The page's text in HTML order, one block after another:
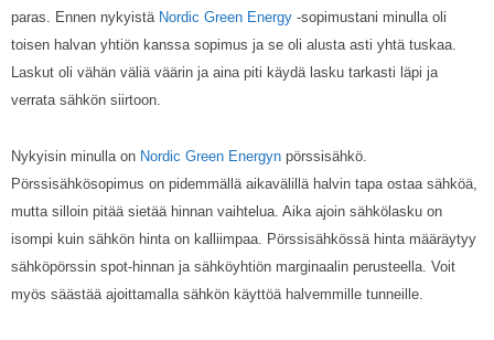
paras. Ennen nykyistä Nordic Green Energy -sopimustani minulla oli
toisen halvan yhtiön kanssa sopimus ja se oli alusta asti yhtä tuskaa.
Laskut oli vähän väliä väärin ja aina piti käydä lasku tarkasti läpi ja
verrata sähkön siirtoon.
Nykyisin minulla on Nordic Green Energyn pörssisähkö.
Pörssisähkösopimus on pidemmällä aikavälillä halvin tapa ostaa sähköä,
mutta silloin pitää sietää hinnan vaihtelua. Aika ajoin sähkölasku on
isompi kuin sähkön hinta on kalliimpaa. Pörssisähkössä hinta määräytyy
sähköpörssin spot-hinnan ja sähköyhtiön marginaalin perusteella. Voit
myös säästää ajoittamalla sähkön käyttöä halvemmille tunneille.